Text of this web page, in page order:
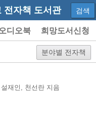
전자책 도서관 검색
오디오북
희망도서신청
분야별 전자책
재인, 천선란 지음